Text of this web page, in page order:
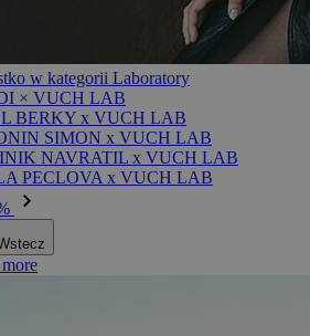
w kategorii Laboratory
× VUCH LAB
BERKY x VUCH LAB
SIMON x VUCH LAB
NAVRATIL x VUCH LAB
PECLOVA x VUCH LAB